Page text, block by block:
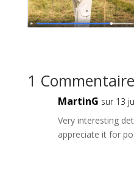
1 Commentaire
MartinG sur 13
Very interesting
appreciate it for